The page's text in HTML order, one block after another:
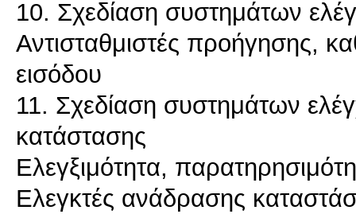
10. Σχεδίαση συστημάτων
Αντισταθμιστές προήγησης,
εισόδου
11. Σχεδίαση συστημάτων
κατάστασης
Ελεγξιμότητα,
Ελεγκτές ανάδρασης